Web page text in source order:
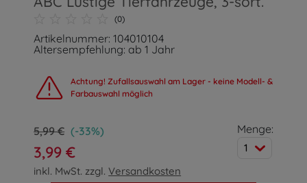
(0)
Artikelnummer: 104010104
Altersempfehlung: ab 1 Jahr
Achtung! Zufallsauswahl am Lager - keine Modell- &
Farbauswahl möglich
5,99 € (-33%)
3,99 €
inkl. MwSt. zzgl.Versandkosten
Menge:
1